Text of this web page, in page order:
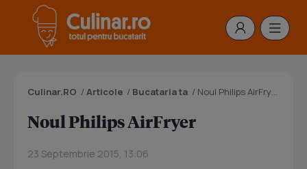
Culinar.RO / Articole / Bucataria ta / Noul Philips AirFryer
Noul Philips AirFryer
23 Septembrie 2015, 13:06